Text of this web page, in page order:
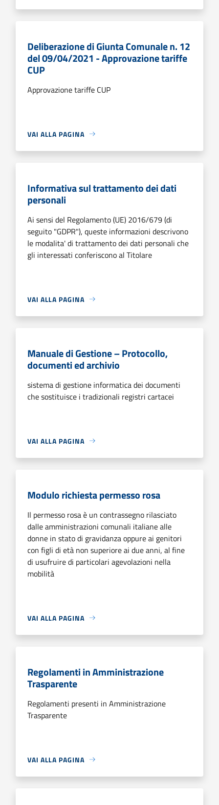
Deliberazione di Giunta Comunale n. 12
del 09/04/2021 - Approvazione tariffe
CUP
Approvazione tariffe CUP
VAI ALLA PAGINA
Informativa sul trattamento dei dati
personali
Ai sensi del Regolamento (UE) 2016/679 (di
seguito "GDPR"), queste informazioni descrivono
le modalita' di trattamento dei dati personali che
gli interessati conferiscono al Titolare
VAI ALLA PAGINA
Manuale di Gestione – Protocollo,
documenti ed archivio
sistema di gestione informatica dei documenti
che sostituisce i tradizionali registri cartacei
VAI ALLA PAGINA
Modulo richiesta permesso rosa
Il permesso rosa è un contrassegno rilasciato
dalle amministrazioni comunali italiane alle
donne in stato di gravidanza oppure ai genitori
con figli di età non superiore ai due anni, al fine
di usufruire di particolari agevolazioni nella
mobilità
VAI ALLA PAGINA
Regolamenti in Amministrazione
Trasparente
Regolamenti presenti in Amministrazione
Trasparente
VAI ALLA PAGINA